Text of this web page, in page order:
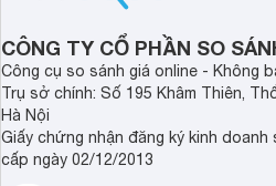
CÔNG TY CỔ PHẦN SO
Công cụ so sánh giá online - Không
Trụ sở chính: Số 195 Khâm Thiên,
Hà Nội
Giấy chứng nhận đăng ký kinh doanh
cấp ngày 02/12/2013